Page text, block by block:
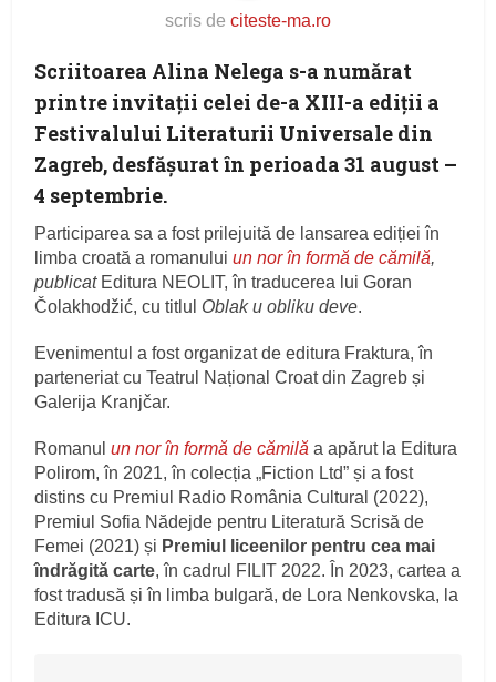
scris de citeste-ma.ro
Scriitoarea Alina Nelega s-a numărat
printre invitații celei de-a XIII-a ediții a
Festivalului Literaturii Universale din
Zagreb, desfășurat în perioada 31 august –
4 septembrie.
Participarea sa a fost prilejuită de lansarea ediției în
limba croată a romanuluiun nor în formă de cămilă,
publicat Editura NEOLIT, în traducerea lui Goran
Čolakhodžić, cu titlul Oblak u obliku deve.
Evenimentul a fost organizat de editura Fraktura, în
parteneriat cu Teatrul Național Croat din Zagreb și
Galerija Kranjčar.
Romanulun nor în formă de cămilă a apărut la Editura
Polirom, în 2021, în colecția „Fiction Ltd” și a fost
distins cu Premiul Radio România Cultural (2022),
Premiul Sofia Nădejde pentru Literatură Scrisă de
Femei (2021) și Premiul liceenilor pentru cea mai
îndrăgită carte, în cadrul FILIT 2022. În 2023, cartea a
fost tradusă și în limba bulgară, de Lora Nenkovska, la
Editura ICU.